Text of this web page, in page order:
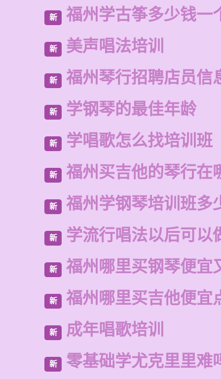
新 福州学古筝多少钱一
新 美声唱法培训
新 福州琴行招聘店员信
新 学钢琴的最佳年龄
新 学唱歌怎么找培训班
新 福州买吉他的琴行在
新 福州学钢琴培训班多
新 学流行唱法以后可以
新 福州哪里买钢琴便宜
新 福州哪里买吉他便宜
新 成年唱歌培训
新 零基础学尤克里里难